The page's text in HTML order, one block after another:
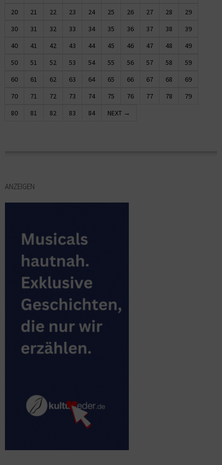
20
21 22 23 24 25 26 27 28
29
30
31 32 33 34 35 36 37 38
39
40
41 42 43 44 45 46 47 48
49
50
51 52 53 54 55 56 57 58
59
60
61 62 63 64 65 66 67 68
69
70
71 72 73 74 75 76 77 78
79
80
81 82 83 84 NEXT →
ANZEIGEN